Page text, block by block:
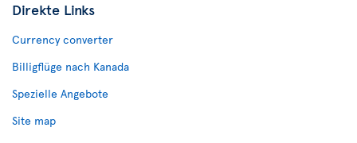
Direkte Links
Currency converter
Billigflüge nach Kanada
Spezielle Angebote
Site map